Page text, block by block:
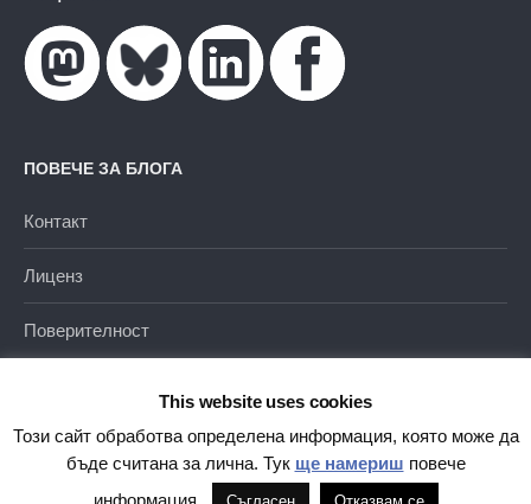
ПОВЕЧЕ ЗА БЛОГА
Контакт
Лиценз
Поверителност
WordPress | Тема отThemehaus
This website uses cookies
Този сайт обработва определена информация, която може да
бъде считана за лична. Тук ще намериш повече
информация.